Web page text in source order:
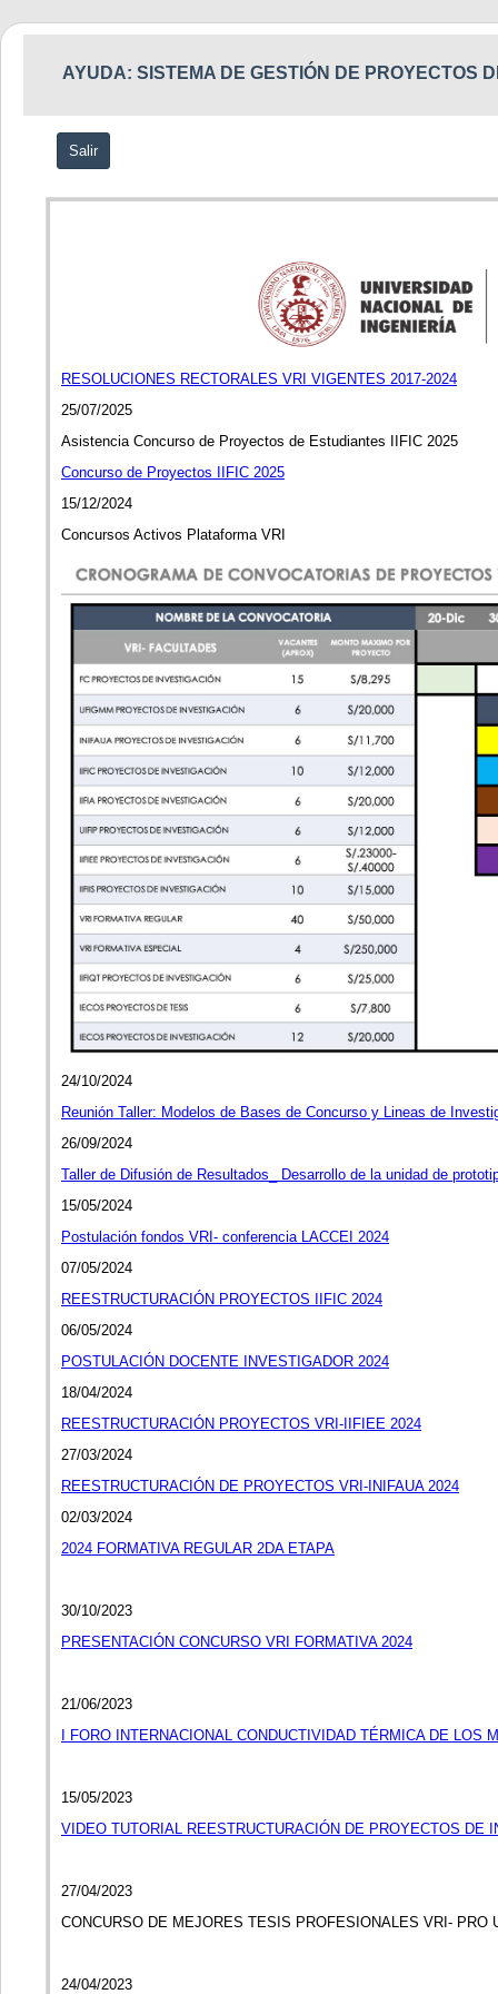
AYUDA: SISTEMA DE GESTIÓN DE PROYECTOS
Salir
RESOLUCIONES RECTORALES VRI VIGENTES 2017-2024
25/07/2025
Asistencia Concurso de Proyectos de Estudiantes IIFIC 2025
Concurso de Proyectos IIFIC 2025
15/12/2024
Concursos Activos Plataforma VRI
24/10/2024
Reunión Taller: Modelos de Bases de Concurso y Lineas de
26/09/2024
Taller de Difusión de Resultados_ Desarrollo de la unidad de
15/05/2024
Postulación fondos VRI- conferencia LACCEI 2024
07/05/2024
REESTRUCTURACIÓN PROYECTOS IIFIC 2024
06/05/2024
POSTULACIÓN DOCENTE INVESTIGADOR 2024
18/04/2024
REESTRUCTURACIÓN PROYECTOS VRI-IIFIEE 2024
27/03/2024
REESTRUCTURACIÓN DE PROYECTOS VRI-INIFAUA 2024
02/03/2024
2024 FORMATIVA REGULAR 2DA ETAPA
30/10/2023
PRESENTACIÓN CONCURSO VRI FORMATIVA 2024
21/06/2023
I FORO INTERNACIONAL CONDUCTIVIDAD TÉRMICA DE LOS
15/05/2023
VIDEO TUTORIAL REESTRUCTURACIÓN DE PROYECTOS DE
27/04/2023
CONCURSO DE MEJORES TESIS PROFESIONALES VRI- PRO
24/04/2023